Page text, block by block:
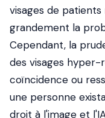
visages de
grandement la
Cependant, la
des visages hyper-
coïncidence ou
une personne
droit à l'image et